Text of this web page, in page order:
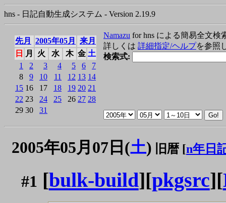
hns - 日記自動生成システム - Version 2.19.9
先月 2005年05月
来月
日
月 火 水 木 金 土
1
2 3 4 5 6
7
8
9 10 11 12 13 14
15 16 17 18 19 20 21
22 23 24 25 26 27 28
29 30 31
Namazu for hns による簡易全文検
詳しくは 詳細指定/ヘルプを参照
検索式:
2005年05月07日(土) 旧暦 [n年日
#1 [bulk-build][pkgsrc][